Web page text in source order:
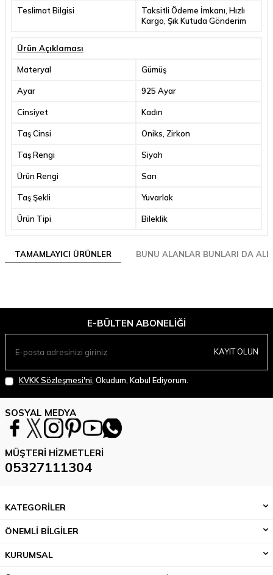
Teslimat Bilgisi
Taksitli Ödeme İmkanı, Hızlı
Kargo, Şık Kutuda Gönderim
Ürün Açıklaması
Materyal Gümüş
Ayar 925 Ayar
Cinsiyet Kadın
Taş Cinsi Oniks, Zirkon
Taş Rengi Siyah
Ürün Rengi Sarı
Taş Şekli Yuvarlak
Ürün Tipi Bileklik
TAMAMLAYICI ÜRÜNLER BUNU ALANLAR BUNLARI DA
E-BÜLTEN ABONELIĞI
KAYIT OLUN
KVKK Sözleşmesi'ni , Okudum, Kabul Ediyorum.
SOSYAL MEDYA
MÜŞTERI HIZMETLERI
05327111304
KATEGORİLER
ÖNEMLİ BİLGİLER
KURUMSAL